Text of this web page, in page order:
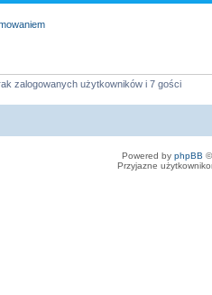
zalogowanych użytkowników i 7 gości
Powered by phpBB
Przyjazne